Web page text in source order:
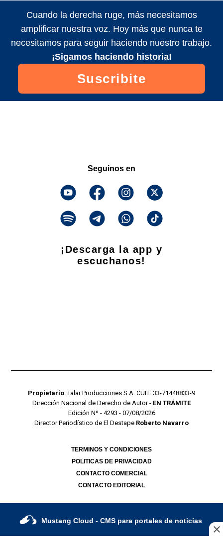
Cuando la derecha ruge, más necesitamos
amplificar nuestra voz. Hoy más que nunca te
necesitamos para seguir haciendo nuestro trabajo.
¡Sigamos haciendo historia!
Suscribite
Seguinos en
¡Descarga la app y
escuchanos!
Propietario: Talar Producciones S.A. CUIT: 33-71448833-9
Dirección Nacional de Derecho de Autor - EN TRÁMITE
Edición Nº - 4293 - 07/08/2026
Director Periodístico de El Destape Roberto Navarro
TERMINOS Y CONDICIONES
POLITICAS DE PRIVACIDAD
CONTACTO COMERCIAL
CONTACTO EDITORIAL
Mustang Cloud - CMS para portales de noticias